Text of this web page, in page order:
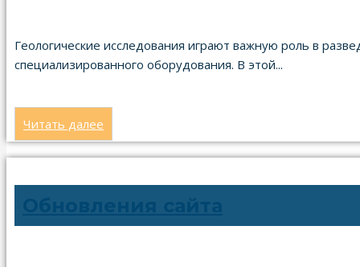
Геологические исследования играют важную роль в
специализированного оборудования. В этой...
Читать далее